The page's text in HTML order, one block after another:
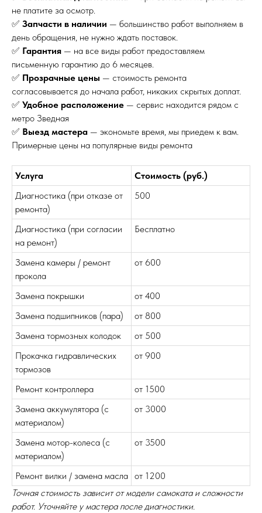
не платите за осмотр.
✅ Запчасти в наличии — большинство работ выполняем в
день обращения, не нужно ждать поставок.
✅ Гарантия — на все виды работ предоставляем
письменную гарантию до 6 месяцев.
✅ Прозрачные цены — стоимость ремонта
согласовывается до начала работ, никаких скрытых доплат.
✅ Удобное расположение — сервис находится рядом с
метро Зведная
✅ Выезд мастера — экономьте время, мы приедем к вам.
Примерные цены на популярные виды ремонта
Услуга
Стоимость (руб.)
Диагностика (при отказе от
ремонта)
500
Диагностика (при согласии
на ремонт)
Бесплатно
Замена камеры / ремонт
прокола
от 600
Замена покрышки
от 400
Замена подшипников (пара)
от 800
Замена тормозных колодок
от 500
Прокачка гидравлических
тормозов
от 900
Ремонт контроллера
от 1500
Замена аккумулятора (с
материалом)
от 3000
Замена мотор-колеса (с
материалом)
от 3500
Ремонт вилки / замена масла от 1200
Точная стоимость зависит от модели самоката и сложности
работ. Уточняйте у мастера после диагностики.